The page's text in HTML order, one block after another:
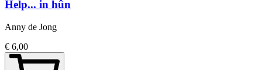
Help... in hûn
Anny de Jong
€ 6,00